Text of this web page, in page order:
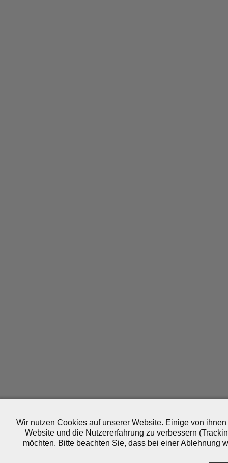
Wir nutzen Cookies auf unserer Website. Einige von
Website und die Nutzererfahrung zu verbessern
möchten. Bitte beachten Sie, dass bei einer Ablehnung